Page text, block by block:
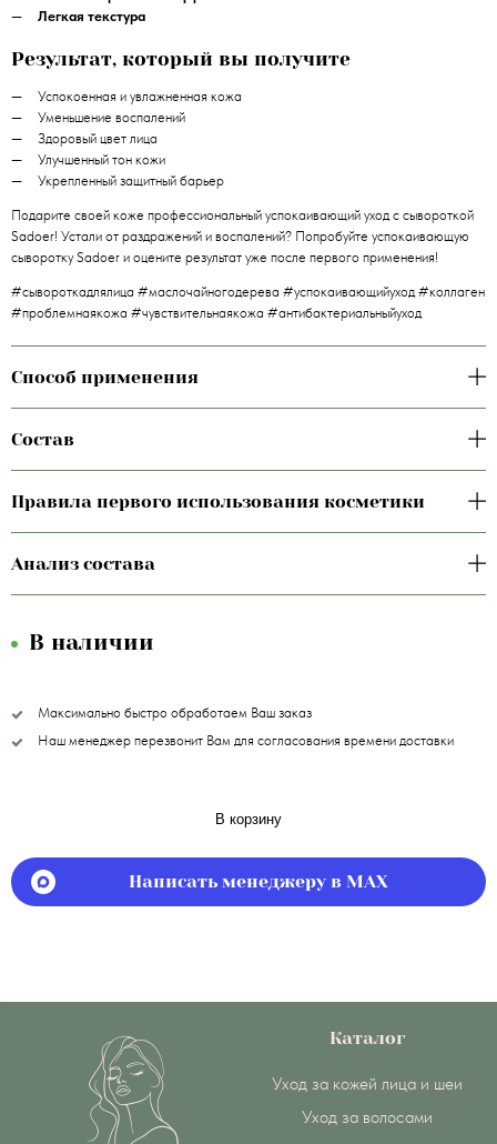
Легкая текстура
Результат, который вы получите
Успокоенная и увлажненная кожа
Уменьшение воспалений
Здоровый цвет лица
Улучшенный тон кожи
Укрепленный защитный барьер
Подарите своей коже профессиональный успокаивающий уход с сывороткой
Sadoer! Устали от раздражений и воспалений? Попробуйте успокаивающую
сыворотку Sadoer и оцените результат уже после первого применения!
#сывороткадлялица #маслочайногодерева #успокаивающийуход #коллаген
#проблемнаякожа #чувствительнаякожа #антибактериальныйуход
Способ применения
Состав
Правила первого использования косметики
Анализ состава
В наличии
Максимально быстро обработаем Ваш заказ
Наш менеджер перезвонит Вам для согласования времени доставки
В корзину
Написать менеджеру в MAX
Каталог
Уход за кожей лица и шеи
Уход за волосами